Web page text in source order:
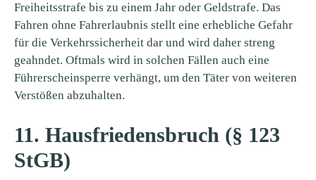
Freiheitsstrafe bis zu einem Jahr oder Geldstrafe. Das
Fahren ohne Fahrerlaubnis stellt eine erhebliche Gefahr
für die Verkehrssicherheit dar und wird daher streng
geahndet. Oftmals wird in solchen Fällen auch eine
Führerscheinsperre verhängt, um den Täter von weiteren
Verstößen abzuhalten.
11. Hausfriedensbruch (§ 123
StGB)